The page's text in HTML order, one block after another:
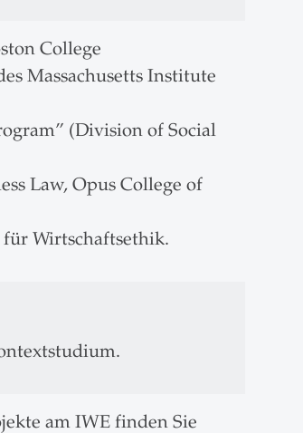
College
Massachusetts Institute
(Division of Social
Law, Opus College of
Wirtschaftsethik.
am IWE finden Sie